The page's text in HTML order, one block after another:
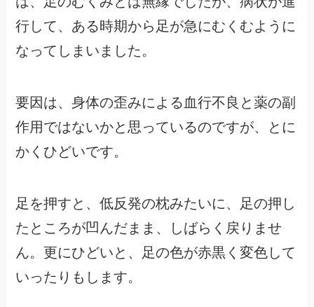
行して、ある時期から足が急にむくむように
なってしまいました。
要因は、身体の歪みによる血行不良と薬の副
作用ではないかと思っているのですが、とに
かくひどいです。
足を押すと、低反発の枕みたいに、足の押し
たところが凹んだまま、しばらく戻りませ
ん。更にひどいと、足の色が赤黒く変色して
いったりもします。